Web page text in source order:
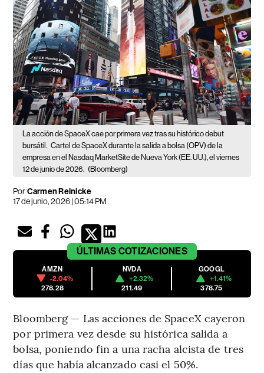
La acción de SpaceX cae por primera vez tras su histórico debut
bursátil. Cartel de SpaceX durante la salida a bolsa (OPV) de la
empresa en el Nasdaq MarketSite de Nueva York (EE. UU.), el viernes
12 de junio de 2026. (Bloomberg)
PorCarmen Reinicke
17 de junio, 2026 | 05:14 PM
ÚLTIMAS COTIZACIONES
AMZN
-2.04%
278.28
NVDA
+2.32%
211.49
GOOGL
+1.41%
378.75
Bloomberg — Las acciones de SpaceX cayeron
por primera vez desde su histórica salida a
bolsa, poniendo fin a una racha alcista de tres
días que había alcanzado casi el 50%.